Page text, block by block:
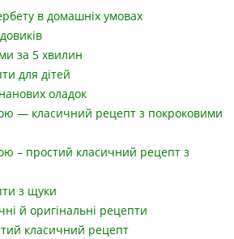
в домашніх умовах
за 5 хвилин
для дітей
оладок
— класичний рецепт з покроковими
– простий класичний рецепт з
з щуки
й оригінальні рецепти
класичний рецепт